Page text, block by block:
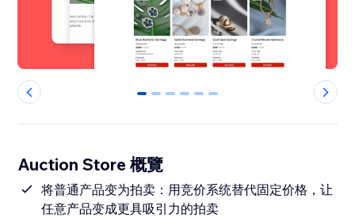
0 1 2 3 4 5
Auction Store 概覽
将普通产品变为拍卖：用竞价系统替代固定价格，让
任意产品变成更具吸引力的拍卖